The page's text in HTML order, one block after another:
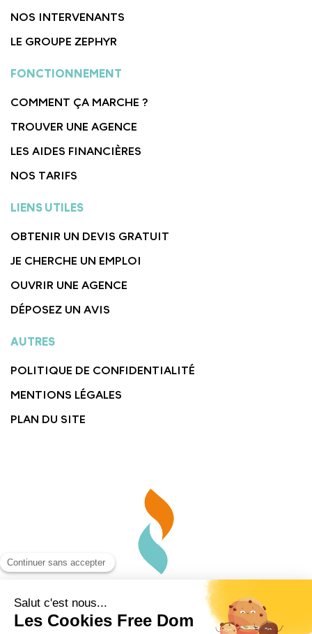
NOS INTERVENANTS
LE GROUPE ZEPHYR
FONCTIONNEMENT
COMMENT ÇA MARCHE ?
TROUVER UNE AGENCE
LES AIDES FINANCIÈRES
NOS TARIFS
LIENS UTILES
OBTENIR UN DEVIS GRATUIT
JE CHERCHE UN EMPLOI
OUVRIR UNE AGENCE
DÉPOSEZ UN AVIS
AUTRES
POLITIQUE DE CONFIDENTIALITÉ
MENTIONS LÉGALES
PLAN DU SITE